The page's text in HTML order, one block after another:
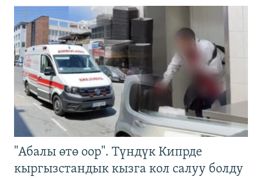
"Абалы өтө оор". Түндүк Кипрде
кыргызстандык кызга кол салуу болду